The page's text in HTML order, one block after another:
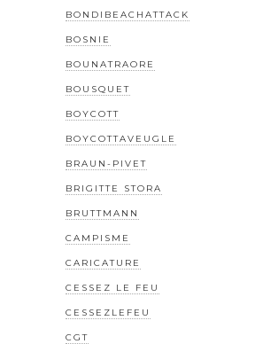
BONDIBEACHATTACK
BOSNIE
BOUNATRAORE
BOUSQUET
BOYCOTT
BOYCOTTAVEUGLE
BRAUN-PIVET
BRIGITTE STORA
BRUTTMANN
CAMPISME
CARICATURE
CESSEZ LE FEU
CESSEZLEFEU
CGT